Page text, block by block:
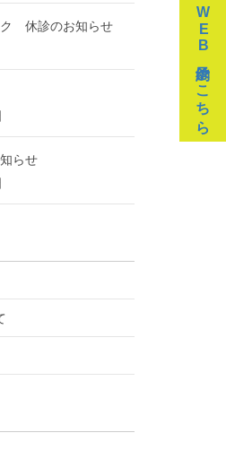
ク 休診のお知らせ
らせ
WEB予約はこちら